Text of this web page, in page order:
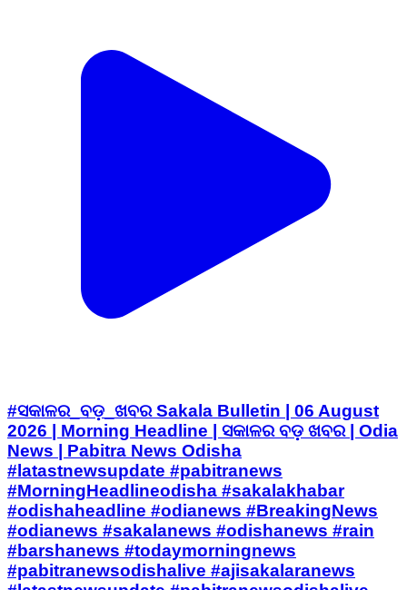
#ସକାଳର_ବଡ଼_ଖବର Sakala Bulletin | 06 August
2026 | Morning Headline | ସକାଳର ବଡ଼ ଖବର | Odia
News | Pabitra News Odisha
#latastnewsupdate #pabitranews
#MorningHeadlineodisha #sakalakhabar
#odishaheadline #odianews #BreakingNews
#odianews #sakalanews #odishanews #rain
#barshanews #todaymorningnews
#pabitranewsodishalive #ajisakalaranews